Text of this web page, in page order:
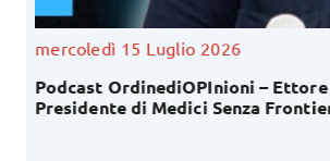
mercoledì 15 Luglio 2026
Podcast OrdinediOPInioni – Ettore
Presidente di Medici Senza